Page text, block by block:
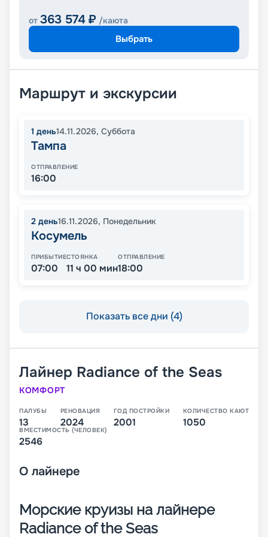
от 363 574 ₽ /каюта
Выбрать
Маршрут и экскурсии
1 день14.11.2026, Суббота
Тампа
ОТПРАВЛЕНИЕ
16:00
2 день16.11.2026, Понедельник
Косумель
ПРИБЫТИЕ
07:00
СТОЯНКА
11 ч 00 мин
ОТПРАВЛЕНИЕ
18:00
Показать все дни (4)
Лайнер Radiance of the Seas
КОМФОРТ
ПАЛУБЫ
13
РЕНОВАЦИЯ
2024
ГОД ПОСТРОЙКИ
2001
КОЛИЧЕСТВО КАЮТ
1050
ВМЕСТИМОСТЬ (ЧЕЛОВЕК)
2546
О лайнере
Морские круизы на лайнере
Radiance of the Seas